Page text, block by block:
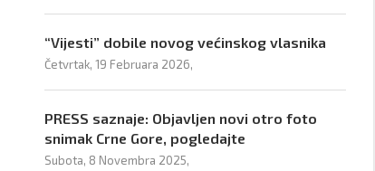
“Vijesti” dobile novog većinskog vlasnika
Četvrtak, 19 Februara 2026,
PRESS saznaje: Objavljen novi otro foto
snimak Crne Gore, pogledajte
Subota, 8 Novembra 2025,